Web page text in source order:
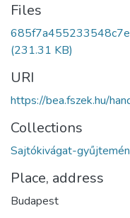
Files
(231.31 KB)
URI
https://bea.fszek.hu/
Collections
Sajtókivágat-
Place, address
Budapest